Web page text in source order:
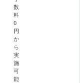
数
料
0
円
か
ら
実
施
可
能